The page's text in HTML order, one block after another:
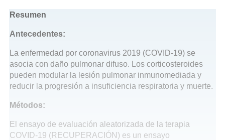
Resumen
Antecedentes:
La enfermedad por coronavirus 2019 (COVID-19) se
asocia con daño pulmonar difuso. Los corticosteroides
pueden modular la lesión pulmonar inmunomediada y
reducir la progresión a insuficiencia respiratoria y muerte.
Métodos:
El ensayo de evaluación aleatorizada de la terapia
COVID-19 (RECUPERACIÓN) es un ensayo